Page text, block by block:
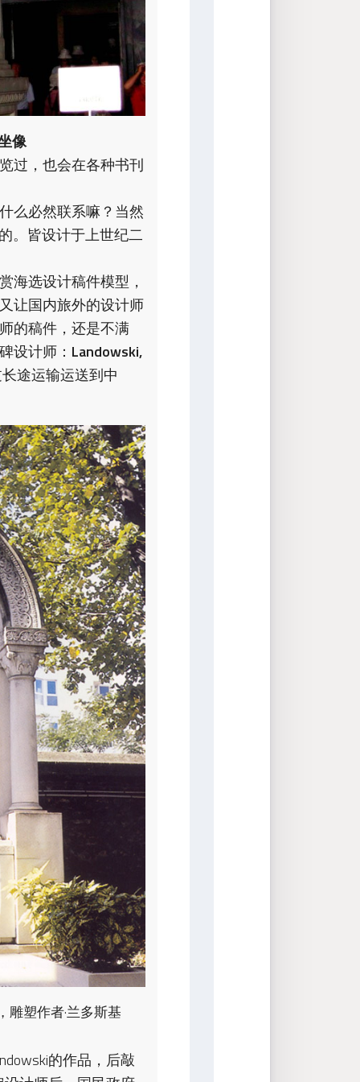
像
过，也会在各种书刊
么必然联系嘛？当然
。皆设计于上世纪二
海选设计稿件模型，
让国内旅外的设计师
的稿件，还是不满
设计师： Landowski,
途运输运送到中
雕塑作者·兰多斯基
的作品，后敲